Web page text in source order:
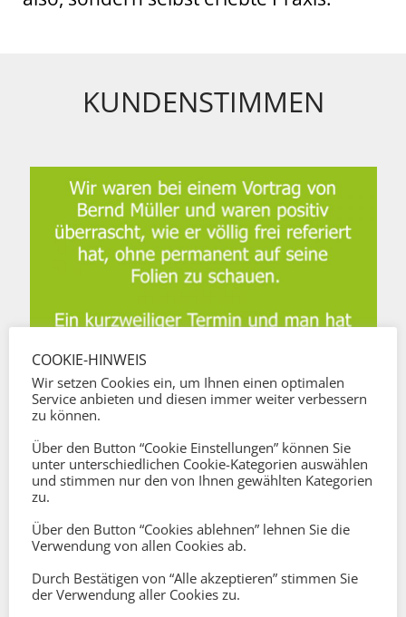
KUNDENSTIMMEN
COOKIE-HINWEIS
Wir setzen Cookies ein, um Ihnen einen optimalen
Service anbieten und diesen immer weiter verbessern
zu können.
Über den Button “Cookie Einstellungen” können Sie
unter unterschiedlichen Cookie-Kategorien auswählen
und stimmen nur den von Ihnen gewählten Kategorien
zu.
Über den Button “Cookies ablehnen” lehnen Sie die
Verwendung von allen Cookies ab.
Durch Bestätigen von “Alle akzeptieren” stimmen Sie
der Verwendung aller Cookies zu.